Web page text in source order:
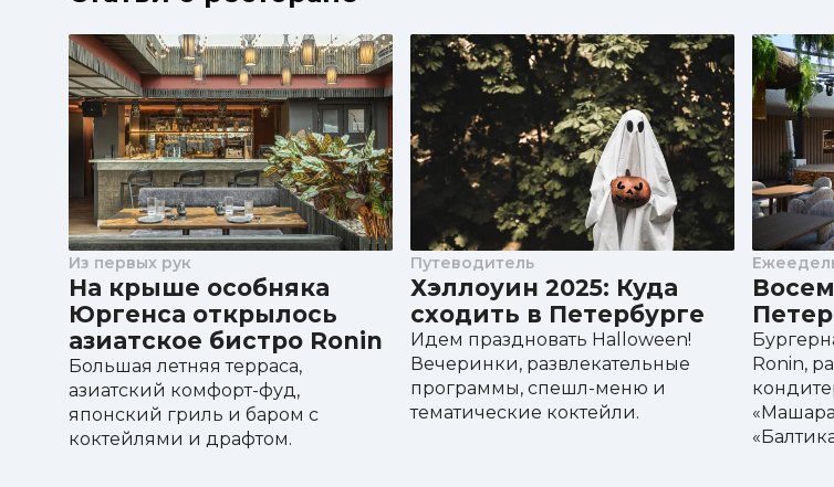
Из первых рук
На крыше особняка
Юргенса открылось
азиатское бистро Ronin
Большая летняя терраса,
азиатский комфорт-фуд,
японский гриль и баром с
коктейлями и драфтом.
Путеводитель
Хэллоуин 2025: Куда
сходить в Петербурге
Идем праздновать Halloween!
Вечеринки, развлекательные
программы, спешл-меню и
тематические коктейли.
Ronin,